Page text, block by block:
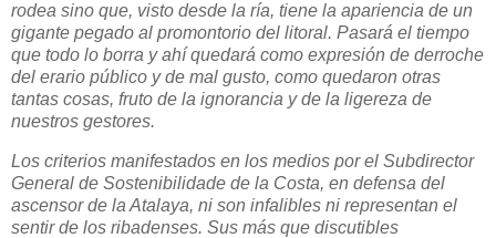
rodea sino que, visto desde la ría, tiene la apariencia de un
gigante pegado al promontorio del litoral. Pasará el tiempo
que todo lo borra y ahí quedará como expresión de derroche
del erario público y de mal gusto, como quedaron otras
tantas cosas, fruto de la ignorancia y de la ligereza de
nuestros gestores.
Los criterios manifestados en los medios por el Subdirector
General de Sostenibilidade de la Costa, en defensa del
ascensor de la Atalaya, ni son infalibles ni representan el
sentir de los ribadenses. Sus más que discutibles